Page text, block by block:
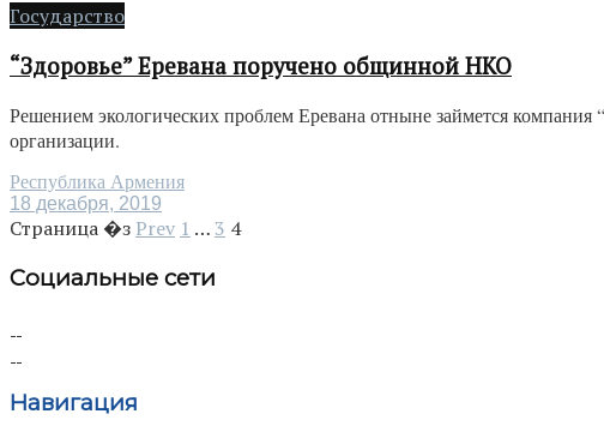
Государство
“Здоровье” Еревана поручено общинной НКО
Решением экологических проблем Еревана отныне займется
организации.
Республика Армения
18 декабря, 2019
Страница �з Prev 1 … 3 4
Социальные сети
Навигация